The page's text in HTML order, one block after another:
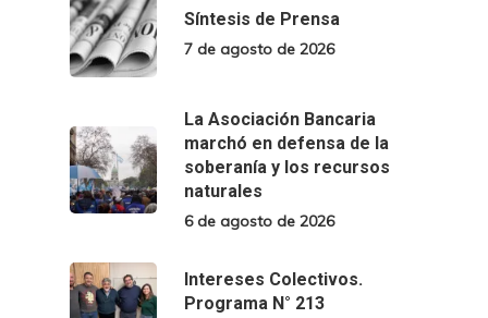
Síntesis de Prensa
7 de agosto de 2026
La Asociación Bancaria
marchó en defensa de la
soberanía y los recursos
naturales
6 de agosto de 2026
Intereses Colectivos.
Programa N° 213